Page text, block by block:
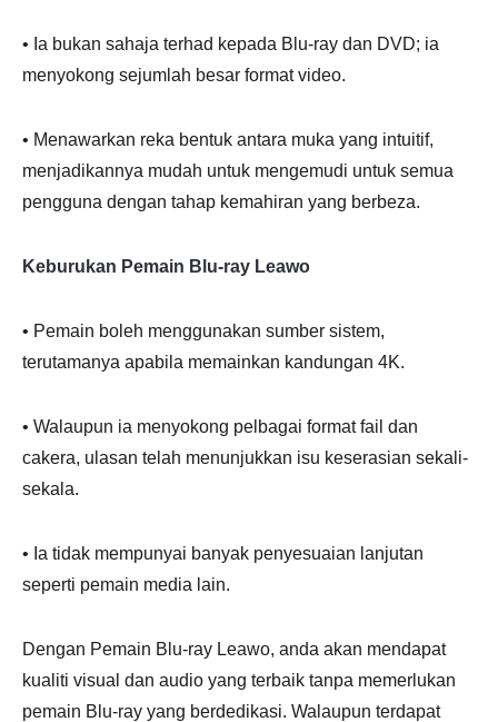
• Ia bukan sahaja terhad kepada Blu-ray dan DVD; ia
menyokong sejumlah besar format video.
• Menawarkan reka bentuk antara muka yang intuitif,
menjadikannya mudah untuk mengemudi untuk semua
pengguna dengan tahap kemahiran yang berbeza.
Keburukan Pemain Blu-ray Leawo
• Pemain boleh menggunakan sumber sistem,
terutamanya apabila memainkan kandungan 4K.
• Walaupun ia menyokong pelbagai format fail dan
cakera, ulasan telah menunjukkan isu keserasian sekali-
sekala.
• Ia tidak mempunyai banyak penyesuaian lanjutan
seperti pemain media lain.
Dengan Pemain Blu-ray Leawo, anda akan mendapat
kualiti visual dan audio yang terbaik tanpa memerlukan
pemain Blu-ray yang berdedikasi. Walaupun terdapat